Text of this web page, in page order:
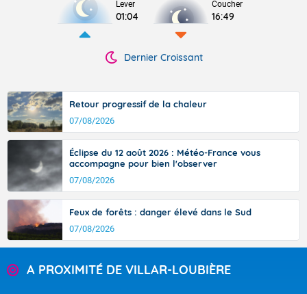
Lever
01:04
Coucher
16:49
Dernier Croissant
Retour progressif de la chaleur
07/08/2026
Éclipse du 12 août 2026 : Météo-France vous
accompagne pour bien l'observer
07/08/2026
Feux de forêts : danger élevé dans le Sud
07/08/2026
A PROXIMITÉ DE VILLAR-LOUBIÈRE